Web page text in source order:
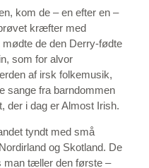
kom de – en efter en –
kræfter med
de den Derry-fødte
som for alvor
af irsk folkemusik,
sange fra barndommen
der i dag er Almost Irish.
tyndt med små
og Skotland. De
man tæller den første –